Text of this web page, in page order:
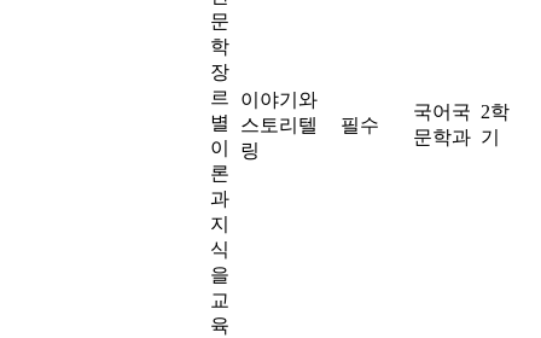
문
학
장
르
별
이
론
과
지
식
을
교
육
이야기와
스토리텔
링
필수
국어국
문학과
2학
기